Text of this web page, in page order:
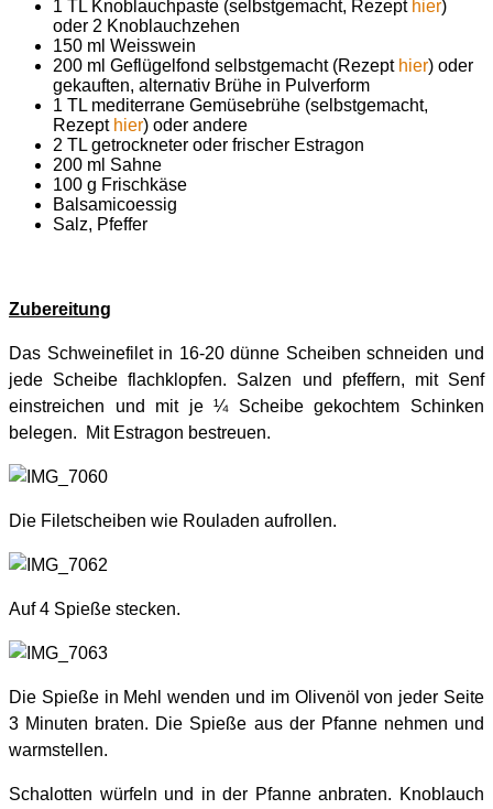
1 TL Knoblauchpaste (selbstgemacht, Rezept hier)
oder 2 Knoblauchzehen
150 ml Weisswein
200 ml Geflügelfond selbstgemacht (Rezept hier) oder
gekauften, alternativ Brühe in Pulverform
1 TL mediterrane Gemüsebrühe (selbstgemacht,
Rezept hier) oder andere
2 TL getrockneter oder frischer Estragon
200 ml Sahne
100 g Frischkäse
Balsamicoessig
Salz, Pfeffer
Zubereitung
Das Schweinefilet in 16-20 dünne Scheiben schneiden und
jede Scheibe flachklopfen. Salzen und pfeffern, mit Senf
einstreichen und mit je ¼ Scheibe gekochtem Schinken
belegen. Mit Estragon bestreuen.
Die Filetscheiben wie Rouladen aufrollen.
Auf 4 Spieße stecken.
Die Spieße in Mehl wenden und im Olivenöl von jeder Seite
3 Minuten braten. Die Spieße aus der Pfanne nehmen und
warmstellen.
Schalotten würfeln und in der Pfanne anbraten. Knoblauch